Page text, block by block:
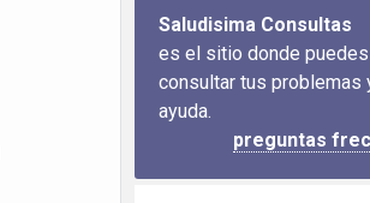
Saludisima Consultas
es el sitio donde puedes
consultar tus problemas
ayuda.
preguntas